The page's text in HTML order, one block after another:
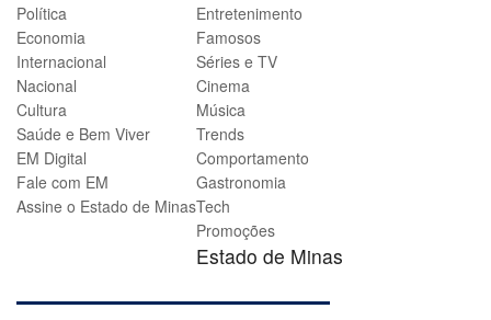
Política
Economia
Internacional
Nacional
Cultura
Saúde e Bem Viver
EM Digital
Fale com EM
Assine o Estado de Minas
Entretenimento
Famosos
Séries e TV
Cinema
Música
Trends
Comportamento
Gastronomia
Tech
Promoções
Estado de Minas